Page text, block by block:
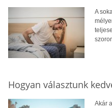
A
Hogyan választunk
Akár